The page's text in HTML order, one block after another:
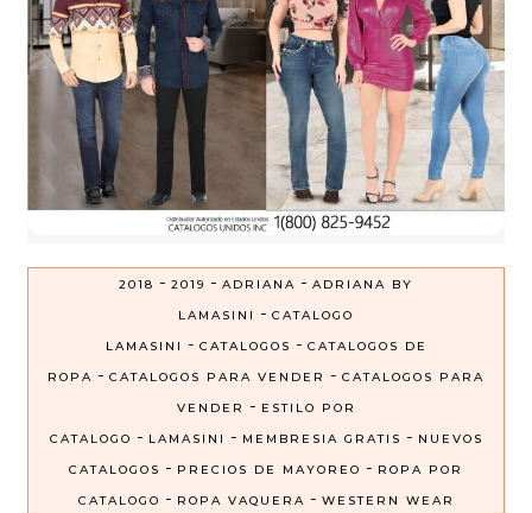
2018 - 2019 - ADRIANA - ADRIANA BY
LAMASINI
- CATALOGO
LAMASINI
- CATALOGOS - CATALOGOS DE
ROPA - CATALOGOS PARA VENDER - CATALOGOS PARA
VENDER
- ESTILO POR
CATALOGO - LAMASINI - MEMBRESIA GRATIS - NUEVOS
CATALOGOS - PRECIOS DE MAYOREO - ROPA POR
CATALOGO - ROPA VAQUERA - WESTERN WEAR